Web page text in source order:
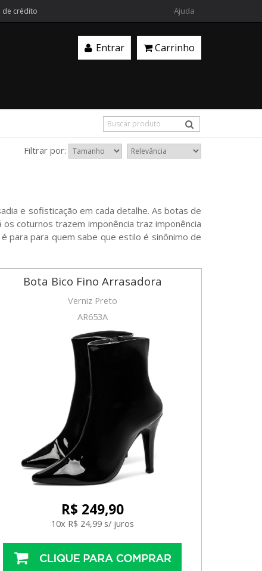
de crédito Ajuda
Entrar Carrinho
Filtrar por:
e sofisticação em cada detalhe. As botas de
coturnos trazem imponência traz imponência
para para quem sabe que estilo é sinônimo de
Bota Bico Fino Arrasadora
Verniz Preto
AR653A
R$ 249,90
10x R$ 24,99 s/ juros